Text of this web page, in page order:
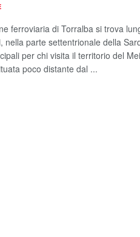
ferroviaria di Torralba si trova
nella parte settentrionale della
per chi visita il territorio del
poco distante dal ...